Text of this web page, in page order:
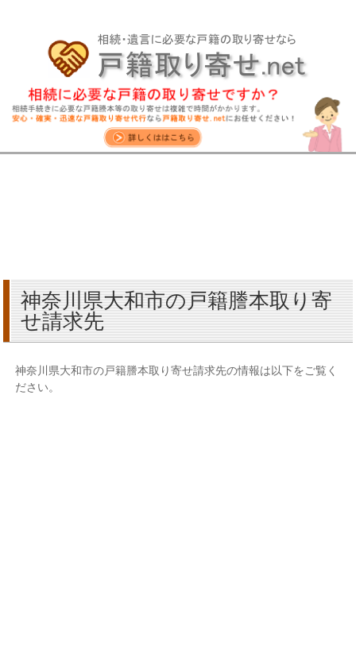
神奈川県大和市の戸籍謄本取り寄
せ請求先
神奈川県大和市の戸籍謄本取り寄せ請求先の情報は以下をご覧く
ださい。